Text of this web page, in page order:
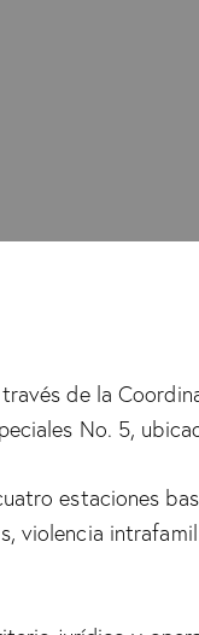
de la
No. 5,
estaciones
violencia